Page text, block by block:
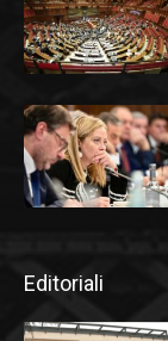
Editoriali